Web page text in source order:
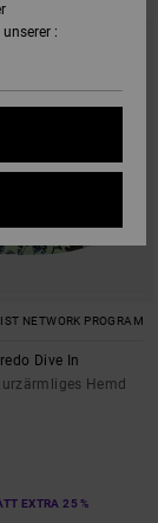
NETWORK PROGRAM
Dive In
Hemd
EXTRA 25 %
: